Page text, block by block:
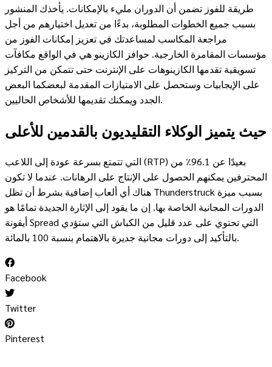
طريقة للفوز تضمن أن الدوران مليء بالإمكانات. يأخذك المنشور
بسبب جميع الخطوات المطلوبة، بدءًا من تعديل اختيارهم من أجل
مراجعة المكاسب لمساعدتك في تعزيز إمكانات الفوز من
مؤسسات المقامرة الخارجية. حوافز الكازينو هي في الواقع مكافآت
تسويقية تقدمها الكازينوهات على الإنترنت حتى تتمكن من التركيز
على الإيجابيات وستحصل على الامتيازات المقدمة لبعضكما البعض
الجدد ويمكنك تقديمها للأشخاص الحاليين.
حيث يتميز الوكلاء التقليديون بالقدمين للأعلى
التي تتمتع بسرعة عودة إلى اللاعب (RTP) بعيدًا عن 96.1٪ من
المحترفين يمكنهم الحصول على الإنتاج على الرهانات. عندما لا تكون
هناك أي ألعاب إضافية بشرط أن تظل Thunderstruck بسبب ميزة
الدورات المجانية الخاصة بها. إن ما يقود إلى الإثارة الجديدة تمامًا هو
أيقونة Spread التي تحتوي على عدد قليل من الكباش التي ستؤدي
بالتأكيد إلى دورات مجانية جديرة بالاهتمام بنسبة 100 بالمائة.
Facebook
Twitter
Pinterest